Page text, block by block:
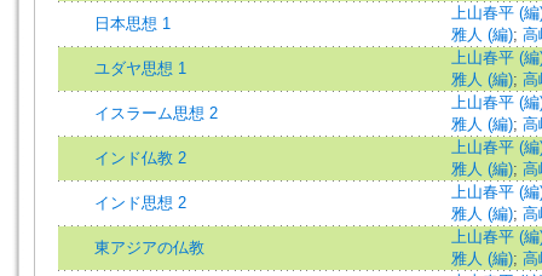
日本思想 1
上山春平 (編
雅人 (編); 高
ユダヤ思想 1
上山春平 (編
雅人 (編); 高
イスラーム思想 2
上山春平 (編
雅人 (編); 高
インド仏教 2
上山春平 (編
雅人 (編); 高
インド思想 2
上山春平 (編
雅人 (編); 高
東アジアの仏教
上山春平 (編
雅人 (編); 高